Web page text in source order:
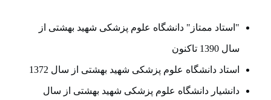
"استاد ممتاز" دانشگاه علوم پزشکی شهید بهشتی از
سال 1390 تاکنون
استاد دانشگاه علوم پزشکی شهید بهشتی از سال 1372
دانشیار دانشگاه علوم پزشکی شهید بهشتی از سال